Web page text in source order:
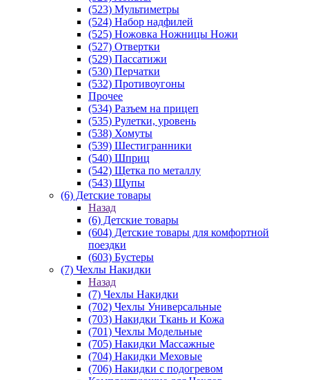
(523) Мультиметры
(524) Набор надфилей
(525) Ножовка Ножницы Ножи
(527) Отвертки
(529) Пассатижи
(530) Перчатки
(532) Противоугоны
Прочее
(534) Разъем на прицеп
(535) Рулетки, уровень
(538) Хомуты
(539) Шестигранники
(540) Шприц
(542) Щетка по металлу
(543) Щупы
(6) Детские товары
Назад
(6) Детские товары
(604) Детские товары для комфортной
поездки
(603) Бустеры
(7) Чехлы Накидки
Назад
(7) Чехлы Накидки
(702) Чехлы Универсальные
(703) Накидки Ткань и Кожа
(701) Чехлы Модельные
(705) Накидки Массажные
(704) Накидки Меховые
(706) Накидки с подогревом